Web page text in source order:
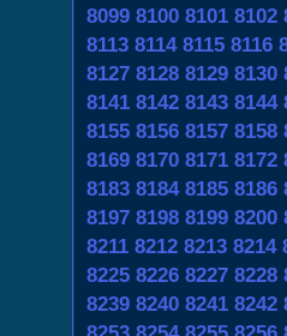
8099 8100 8101 8102
8113 8114 8115 8116
8127 8128 8129 8130
8141 8142 8143 8144
8155 8156 8157 8158
8169 8170 8171 8172
8183 8184 8185 8186
8197 8198 8199 8200
8211 8212 8213 8214
8225 8226 8227 8228
8239 8240 8241 8242